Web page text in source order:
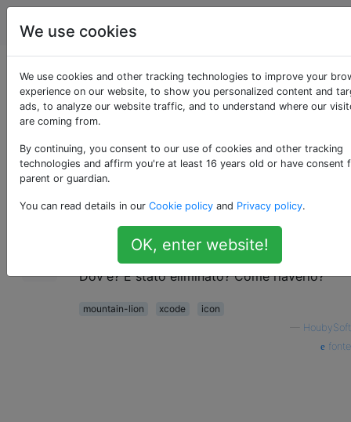
Apple
Dove è andato Icon
Composer da Xcode?
44
Non riesco a trovare Icon Composer nelle
Lion.
Dov'è? È stato eliminato? Come riaverlo?
mountain-lion xcode
icon
HoubySoft
fonte
We use cookies
We use cookies and other tracking technologies to improve your
experience on our website, to show you personalized content and
ads, to analyze our website traffic, and to understand where our
are coming from.
By continuing, you consent to our use of cookies and other tracking
technologies and affirm you're at least 16 years old or have consent
parent or guardian.
You can read details in our Cookie policy and Privacy policy.
OK, enter website!